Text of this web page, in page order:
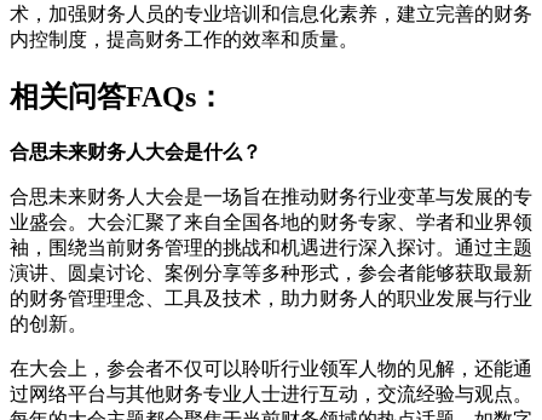
术，加强财务人员的专业培训和信息化素养，建立完善的财务
内控制度，提高财务工作的效率和质量。
相关问答FAQs：
合思未来财务人大会是什么？
合思未来财务人大会是一场旨在推动财务行业变革与发展的专
业盛会。大会汇聚了来自全国各地的财务专家、学者和业界领
袖，围绕当前财务管理的挑战和机遇进行深入探讨。通过主题
演讲、圆桌讨论、案例分享等多种形式，参会者能够获取最新
的财务管理理念、工具及技术，助力财务人的职业发展与行业
的创新。
在大会上，参会者不仅可以聆听行业领军人物的见解，还能通
过网络平台与其他财务专业人士进行互动，交流经验与观点。